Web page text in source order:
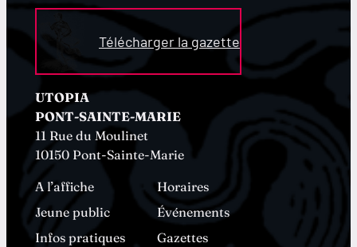
Télécharger la gazette
UTOPIA
PONT-SAINTE-MARIE
11 Rue du Moulinet
10150 Pont-Sainte-Marie
A l’affiche
Horaires
Jeune public
Événements
Infos pratiques
Gazettes